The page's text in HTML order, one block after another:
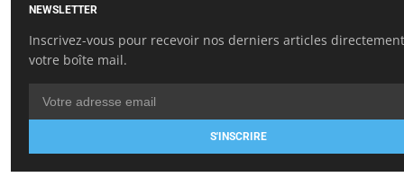
NEWSLETTER
Inscrivez-vous pour recevoir nos derniers articles
votre boîte mail.
S'INSCRIRE